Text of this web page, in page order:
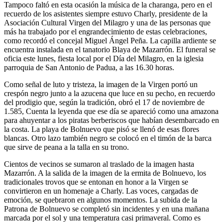
Tampoco faltó en esta ocasión la música de la charanga, pero en el
recuerdo de los asistentes siempre estuvo Charly, presidente de la
Asociación Cultural Virgen del Milagro y una de las personas que
más ha trabajado por el engrandecimiento de estas celebraciones,
como recordó el concejal Miguel Ángel Peña. La capilla ardiente se
encuentra instalada en el tanatorio Blaya de Mazarrón. El funeral se
oficia este lunes, fiesta local por el Día del Milagro, en la iglesia
parroquia de San Antonio de Padua, a las 16.30 horas.
Como señal de luto y tristeza, la imagen de la Virgen portó un
crespón negro junto a la azucena que luce en su pecho, en recuerdo
del prodigio que, según la tradición, obró el 17 de noviembre de
1.585, Cuenta la leyenda que ese día se apareció como una amazona
para ahuyentar a los piratas berberiscos que habían desembarcado en
la costa. La playa de Bolnuevo que pisó se llenó de esas flores
blancas. Otro lazo también negro se colocó en el timón de la barca
que sirve de peana a la talla en su trono.
Cientos de vecinos se sumaron al traslado de la imagen hasta
Mazarrón. A la salida de la imagen de la ermita de Bolnuevo, los
tradicionales trovos que se entonan en honor a la Virgen se
convirtieron en un homenaje a Charly. Las voces, cargadas de
emoción, se quebraron en algunos momentos. La subida de la
Patrona de Bolnuevo se completó sin incidentes y en una mañana
marcada por el sol y una temperatura casi primaveral. Como es